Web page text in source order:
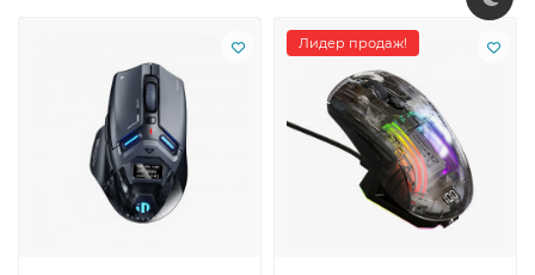
Лидер продаж!